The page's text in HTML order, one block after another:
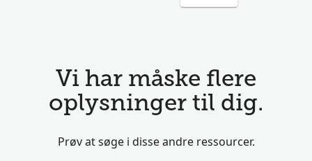
Vi har måske flere
oplysninger til dig.
Prøv at søge i disse andre ressourcer.